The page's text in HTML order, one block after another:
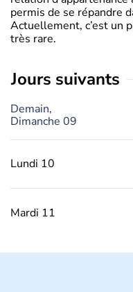
permis de se répandre
Actuellement, c’est un
très rare.
jours suivants
Demain,
Dimanche 09
Lundi 10
Mardi 11